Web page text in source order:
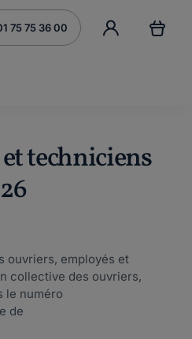
75 75 36 00
techniciens
ouvriers, employés et
collective des ouvriers,
le numéro
de